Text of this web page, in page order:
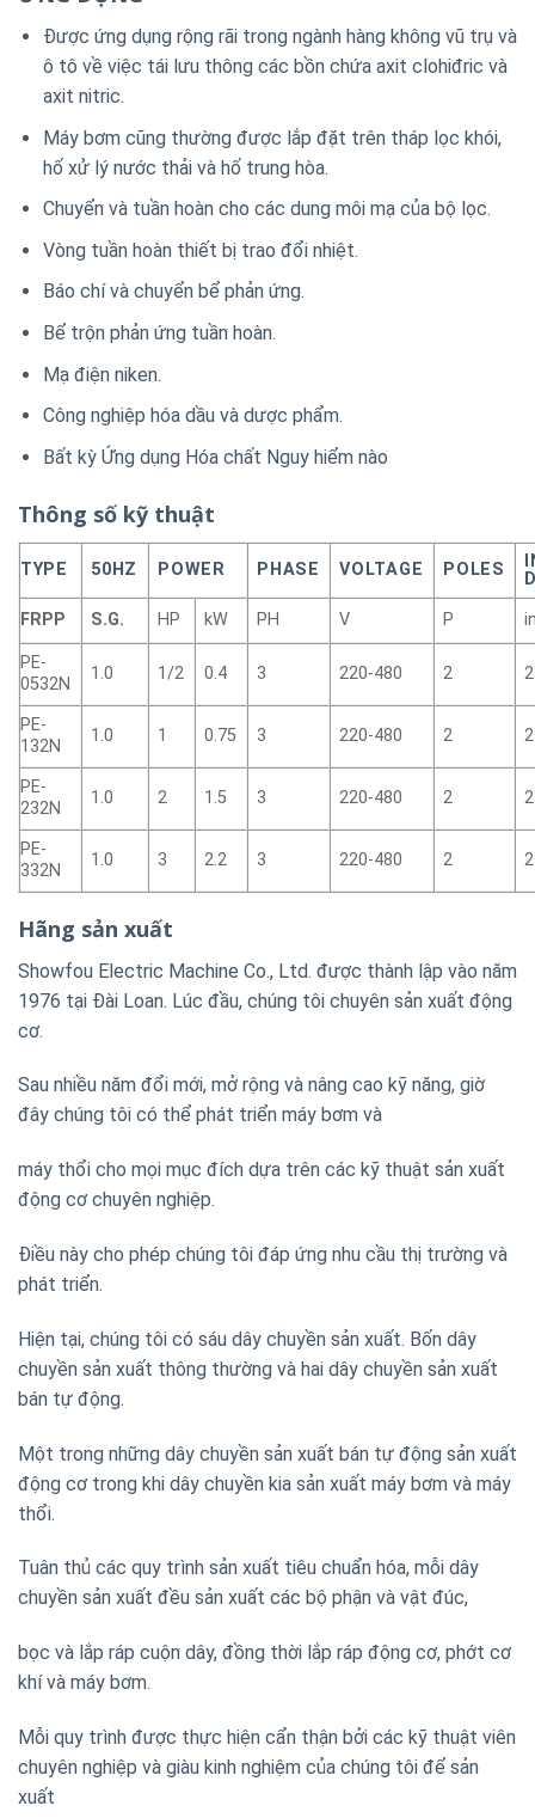
Được ứng dụng rộng rãi trong ngành hàng không vũ trụ và
ô tô về việc tái lưu thông các bồn chứa axit clohiđric và
axit nitric.
Máy bơm cũng thường được lắp đặt trên tháp lọc khói,
hố xử lý nước thải và hố trung hòa.
Chuyển và tuần hoàn cho các dung môi mạ của bộ lọc.
Vòng tuần hoàn thiết bị trao đổi nhiệt.
Báo chí và chuyển bể phản ứng.
Bể trộn phản ứng tuần hoàn.
Mạ điện niken.
Công nghiệp hóa dầu và dược phẩm.
Bất kỳ Ứng dụng Hóa chất Nguy hiểm nào
Thông số kỹ thuật
TYPE 50HZ POWER PHASE VOLTAGE POLES
FRPP
S.G. HP kW PH V P
PE-
0532N
1.0 1/2 0.4 3 220-480 2 2
PE-
132N
1.0 1 0.75 3 220-480 2 2
PE-
232N
1.0 2 1.5 3 220-480 2 2
PE-
332N
1.0 3 2.2 3 220-480 2 2
Hãng sản xuất
Showfou Electric Machine Co., Ltd. được thành lập vào năm
1976 tại Đài Loan. Lúc đầu, chúng tôi chuyên sản xuất động
cơ.
Sau nhiều năm đổi mới, mở rộng và nâng cao kỹ năng, giờ
đây chúng tôi có thể phát triển máy bơm và
máy thổi cho mọi mục đích dựa trên các kỹ thuật sản xuất
động cơ chuyên nghiệp.
Điều này cho phép chúng tôi đáp ứng nhu cầu thị trường và
phát triển.
Hiện tại, chúng tôi có sáu dây chuyền sản xuất. Bốn dây
chuyền sản xuất thông thường và hai dây chuyền sản xuất
bán tự động.
Một trong những dây chuyền sản xuất bán tự động sản xuất
động cơ trong khi dây chuyền kia sản xuất máy bơm và máy
thổi.
Tuân thủ các quy trình sản xuất tiêu chuẩn hóa, mỗi dây
chuyền sản xuất đều sản xuất các bộ phận và vật đúc,
bọc và lắp ráp cuộn dây, đồng thời lắp ráp động cơ, phớt cơ
khí và máy bơm.
Mỗi quy trình được thực hiện cẩn thận bởi các kỹ thuật viên
chuyên nghiệp và giàu kinh nghiệm của chúng tôi để sản
xuất